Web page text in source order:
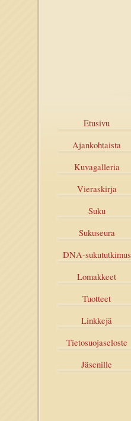
Etusivu
Ajankohtaista
Kuvagalleria
Vieraskirja
Suku
Sukuseura
DNA-sukututkimus
Lomakkeet
Tuotteet
Linkkejä
Tietosuojaseloste
Jäsenille